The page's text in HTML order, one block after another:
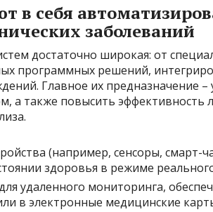
в себя
заболеваний
достаточно широкая: от
программных решений,
Главное их предназначение
а также повысить эффективность
(например, сенсоры,
здоровья в режиме
удаленного мониторинга,
в электронные медицинские